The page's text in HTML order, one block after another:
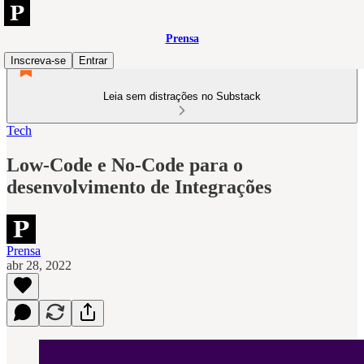
Prensa
Inscreva-se
Entrar
Leia sem distrações no Substack
Tech
Low-Code e No-Code para o
desenvolvimento de Integrações
Prensa
abr 28, 2022